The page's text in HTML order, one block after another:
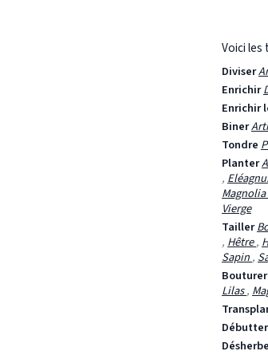
Voici
Diviser
Enrichir
Enrichir
Biner
Tondre
Planter
,
Magnolia
Vierge
Tailler
, Hêtre,
Sapin,
Bouturer
Lilas,
Débutter